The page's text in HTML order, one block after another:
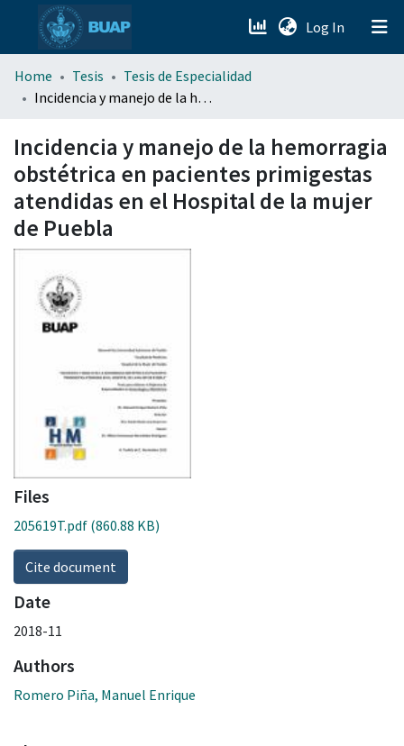
Log In (current)
menu.section.about_menu
Home Tesis
Tesis de Especialidad
Incidencia y manejo de la hemorragia obstétrica en pacientes primigestas atendidas en el Hospital de la mujer de Puebla
Incidencia y manejo de la hemorragia
obstétrica en pacientes primigestas
atendidas en el Hospital de la mujer
de Puebla
Files
205619T.pdf (860.88 KB)
Cite document
Date
2018-11
Authors
Romero Piña, Manuel Enrique